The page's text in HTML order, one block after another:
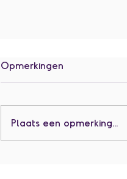
K3 Kleuterdiploma 🎓
Opmerkingen
Plaats een opmerking...